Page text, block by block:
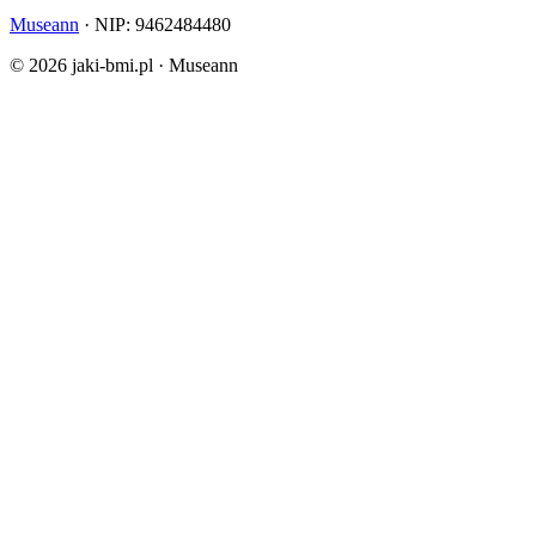
Museann · NIP: 9462484480
© 2026 jaki-bmi.pl · Museann